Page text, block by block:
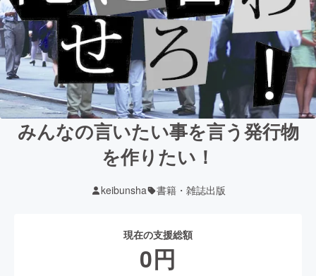
みんなの言いたい事を言う発行物
を作りたい！
keibunsha 書籍・雑誌出版
現在の支援総額
0円